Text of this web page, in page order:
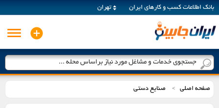
بانک اطلاعات کسب و کارهای ایران تهران
جستجوی خدمات و مشاغل مورد نیاز براساس محله ...
صفحه اصلی > صنایع دستی